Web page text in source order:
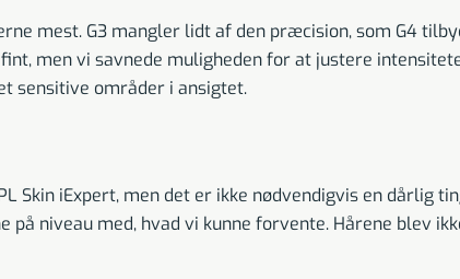
mest. G3 mangler lidt af den præcision, som G4
men vi savnede muligheden for at justere
sensitive områder i ansigtet.
Skin iExpert, men det er ikke nødvendigvis en dårlig
niveau med, hvad vi kunne forvente. Hårene blev